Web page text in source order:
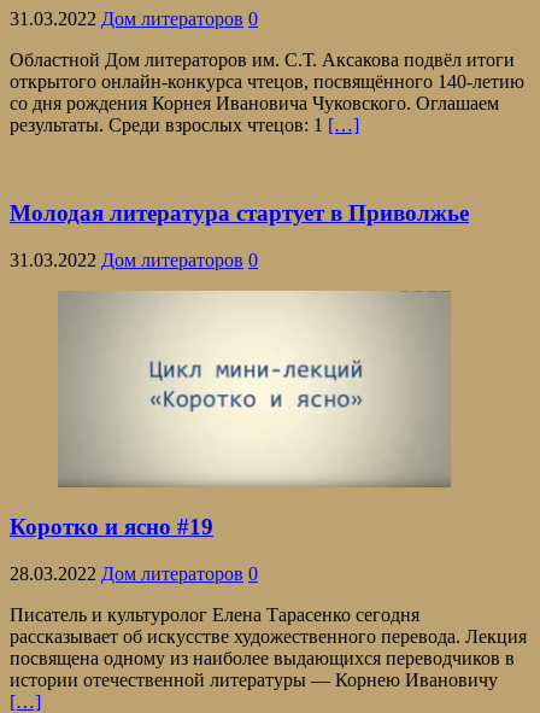
31.03.2022 Дом литераторов 0
Областной Дом литераторов им. С.Т. Аксакова подвёл итоги
открытого онлайн-конкурса чтецов, посвящённого 140-летию
со дня рождения Корнея Ивановича Чуковского. Оглашаем
результаты. Среди взрослых чтецов: 1 […]
Молодая литература стартует в Приволжье
31.03.2022 Дом литераторов 0
Коротко и ясно #19
28.03.2022 Дом литераторов 0
Писатель и культуролог Елена Тарасенко сегодня
рассказывает об искусстве художественного перевода. Лекция
посвящена одному из наиболее выдающихся переводчиков в
истории отечественной литературы — Корнею Ивановичу
[…]